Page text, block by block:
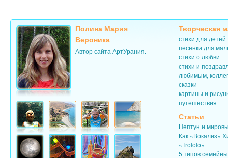
Полина Мария
Вероника
Автор сайта АртУрания.
Творческая
стихи для детей
песенки для
стихи о любви
стихи и
любимым,
сказки
картины и
путешествия
Статьи
Нептун и
Как «Вокализ»
«Trololo»
5 типов